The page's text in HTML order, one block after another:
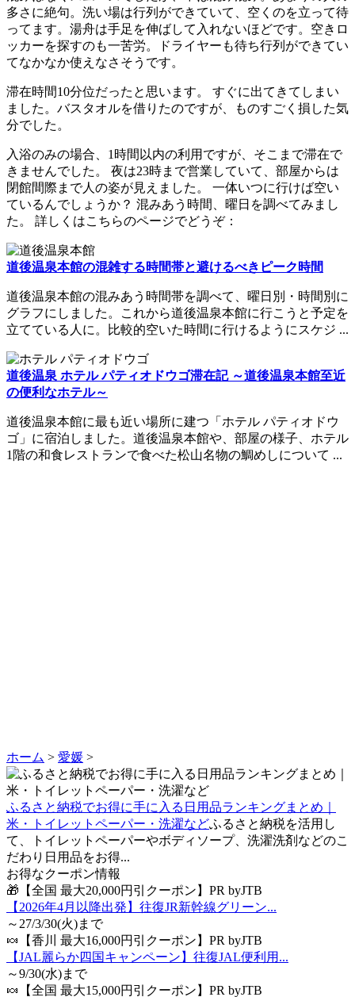
多さに絶句。洗い場は行列ができていて、空くのを立って待
ってます。湯舟は手足を伸ばして入れないほどです。空きロ
ッカーを探すのも一苦労。ドライヤーも待ち行列ができてい
てなかなか使えなさそうです。
滞在時間10分位だったと思います。 すぐに出てきてしまい
ました。バスタオルを借りたのですが、ものすごく損した気
分でした。
入浴のみの場合、1時間以内の利用ですが、そこまで滞在で
きませんでした。 夜は23時まで営業していて、部屋からは
閉館間際まで人の姿が見えました。 一体いつに行けば空い
ているんでしょうか？ 混みあう時間、曜日を調べてみまし
た。 詳しくはこちらのページでどうぞ：
道後温泉本館の混雑する時間帯と避けるべきピーク時間
道後温泉本館の混みあう時間帯を調べて、曜日別・時間別に
グラフにしました。これから道後温泉本館に行こうと予定を
立てている人に。比較的空いた時間に行けるようにスケジ ...
道後温泉 ホテル パティオドウゴ滞在記 ～道後温泉本館至近
の便利なホテル～
道後温泉本館に最も近い場所に建つ「ホテル パティオドウ
ゴ」に宿泊しました。道後温泉本館や、部屋の様子、ホテル
1階の和食レストランで食べた松山名物の鯛めしについて ...
ホーム > 愛媛 >
ふるさと納税でお得に手に入る日用品ランキングまとめ｜
米・トイレットペーパー・洗濯などふるさと納税を活用し
て、トイレットペーパーやボディソープ、洗濯洗剤などのこ
だわり日用品をお得...
お得なクーポン情報
🎁【全国 最大20,000円引クーポン】PR byJTB
【2026年4月以降出発】往復JR新幹線グリーン...
～27/3/30(火)まで
🍬【香川 最大16,000円引クーポン】PR byJTB
【JAL麗らか四国キャンペーン】往復JAL便利用...
～9/30(水)まで
🍬【全国 最大15,000円引クーポン】PR byJTB